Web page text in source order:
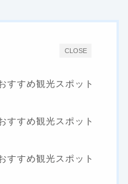
CLOSE
すすめ観光スポット
すすめ観光スポット
すすめ観光スポット